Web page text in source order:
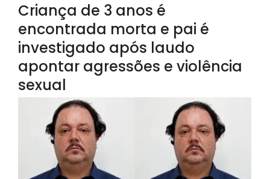
Criança de 3 anos é
encontrada morta e pai é
investigado após laudo
apontar agressões e violência
sexual